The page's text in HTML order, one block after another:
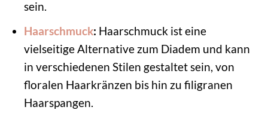
sein.
Haarschmuck: Haarschmuck ist eine
vielseitige Alternative zum Diadem und kann
in verschiedenen Stilen gestaltet sein, von
floralen Haarkränzen bis hin zu filigranen
Haarspangen.